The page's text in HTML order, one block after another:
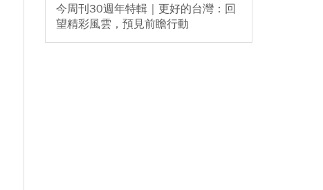
今周刊30週年特輯｜更好的台灣：回
望精彩風雲，預見前瞻行動